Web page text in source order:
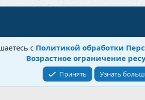
©Бытовушка, 2025-2026
с Политикой обработки
Возрастное ограничение
Принять Узнать